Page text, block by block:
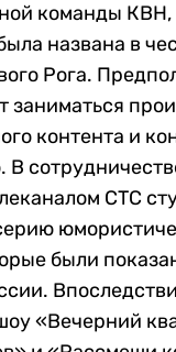
команды КВН,
названа в
Рога.
заниматься
контента и
В
СТС
были
«Вечерний